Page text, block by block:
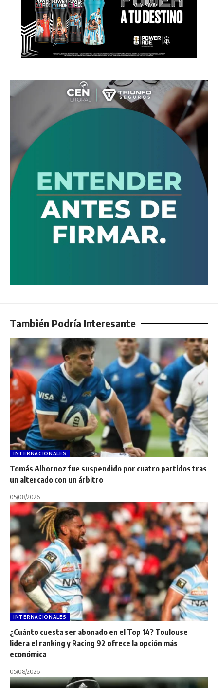
También Podría Interesante
INTERNACIONALES
Tomás Albornoz fue suspendido por cuatro partidos tras
un altercado con un árbitro
05/08/2026
INTERNACIONALES
¿Cuánto cuesta ser abonado en el Top 14? Toulouse
lidera el ranking y Racing 92 ofrece la opción más
económica
05/08/2026